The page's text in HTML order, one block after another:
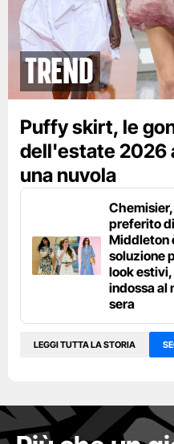
Trend
Puffy skirt, le
dell'estate 2026
una nuvola
preferito
Middleton
soluzione
look estivi,
indossa al
sera
LEGGI TUTTA LA STORIA